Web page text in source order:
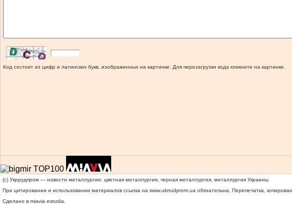
Код состоит из цифр и латинских букв, изображенных на картинке. Для перезагрузки кода кликните на картинке.
(c) Укррудпром — новости металлургии: цветная металлургия, черная металлургия, металлургия Украины
При цитировании и использовании материалов ссылка на www.ukrrudprom.ua обязательна. Перепечатка,
Сделано в miavia estudia.